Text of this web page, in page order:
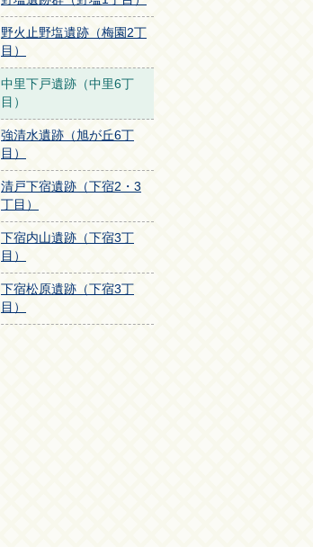
野火止野塩遺跡（梅園2丁
目）
中里下戸遺跡（中里6丁
目）
強清水遺跡（旭が丘6丁
目）
清戸下宿遺跡（下宿2・3
丁目）
下宿内山遺跡（下宿3丁
目）
下宿松原遺跡（下宿3丁
目）